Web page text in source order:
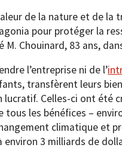
de la nature et de
pour protéger la
M. Chouinard, 83 ans,
l’entreprise ni de l’
transfèrent leurs
Celles-ci ont été
les bénéfices –
climatique et
environ 3 milliards de